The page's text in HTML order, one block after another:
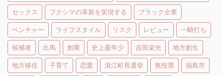
セックス フクシマの革新を実現する ブラック企業
ベンチャー ライフスタイル リスク レビュー 一騎打ち
候補者 出馬 創業 史上最年少 吉田栄光 地方創生
地方移住 子育て 恋愛 浪江町長選挙 無投票 福島市